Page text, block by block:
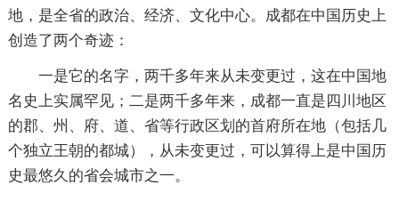
地，是全省的政治、经济、文化中心。成都在中国历史上
创造了两个奇迹：
一是它的名字，两千多年来从未变更过，这在中国地
名史上实属罕见；二是两千多年来，成都一直是四川地区
的郡、州、府、道、省等行政区划的首府所在地（包括几
个独立王朝的都城），从未变更过，可以算得上是中国历
史最悠久的省会城市之一。